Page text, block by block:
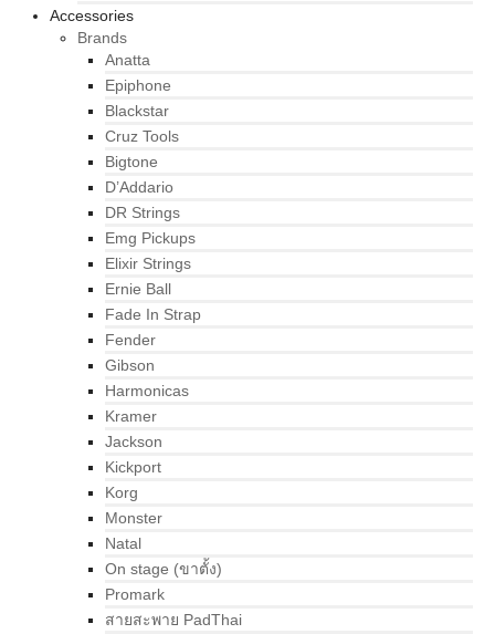
Accessories
Brands
Anatta
Epiphone
Blackstar
Cruz Tools
Bigtone
D’Addario
DR Strings
Emg Pickups
Elixir Strings
Ernie Ball
Fade In Strap
Fender
Gibson
Harmonicas
Kramer
Jackson
Kickport
Korg
Monster
Natal
On stage (ขาตั้ง)
Promark
สายสะพาย PadThai